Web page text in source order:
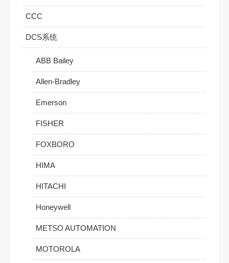
CCC
DCS系统
ABB Bailey
Allen-Bradley
Emerson
FISHER
FOXBORO
HIMA
HITACHI
Honeywell
METSO AUTOMATION
MOTOROLA